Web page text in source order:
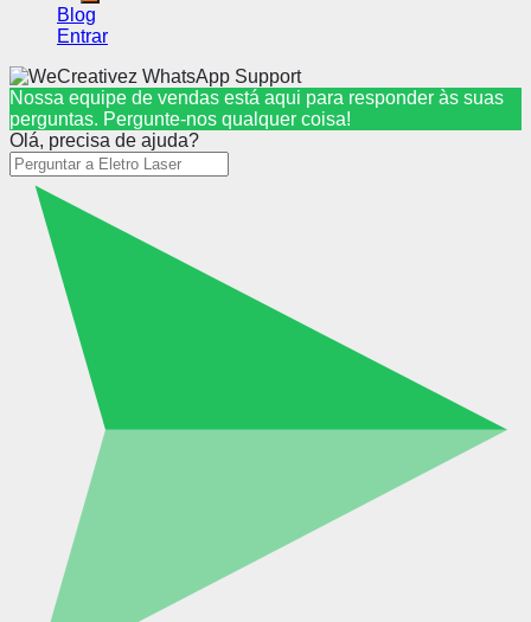
Blog
Entrar
Nossa equipe de vendas está aqui para responder às suas
perguntas. Pergunte-nos qualquer coisa!
Olá, precisa de ajuda?